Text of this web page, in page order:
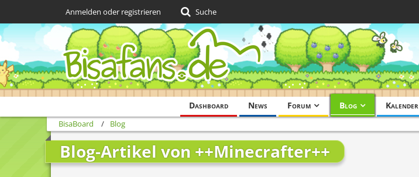
Dashboard News Forum Blog Kalender
Anmelden oder registrieren Suche
BisaBoard Blog
Blog-Artikel von ++Minecrafter++